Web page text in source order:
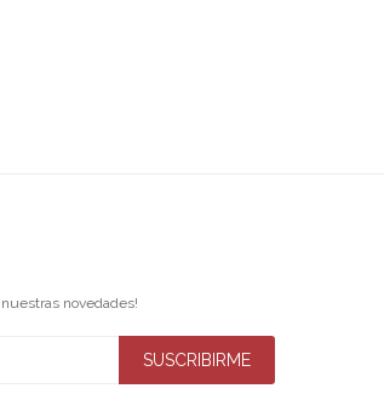
novedades!
SUSCRIBIRME